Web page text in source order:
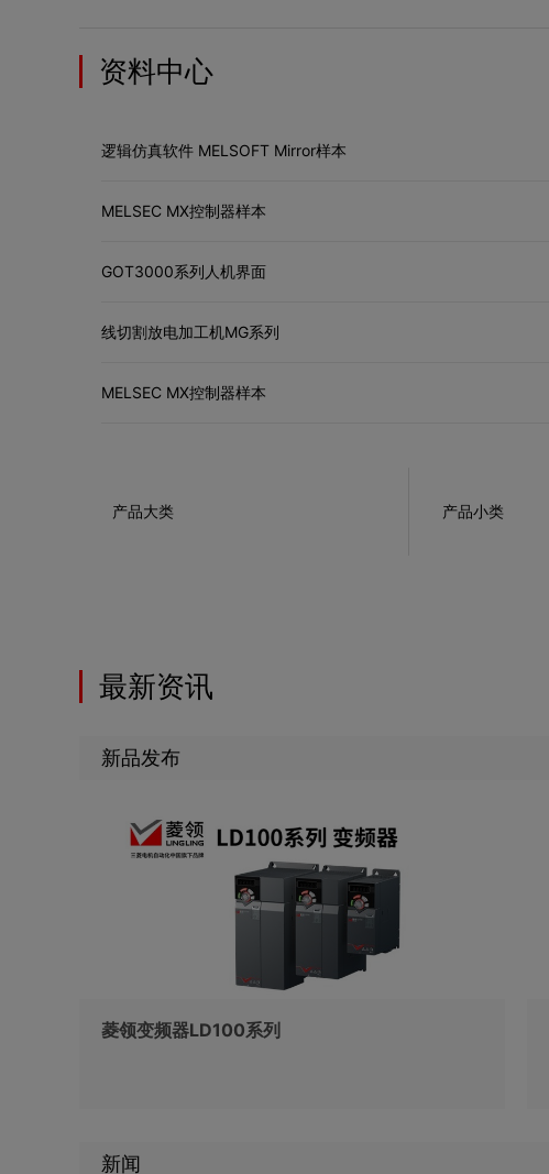
资料中心
逻辑仿真软件 MELSOFT Mirror样本
MELSEC MX控制器样本
GOT3000系列人机界面
线切割放电加工机MG系列
MELSEC MX控制器样本
产品大类 产品小类
最新资讯
新品发布
菱领变频器LD100系列
新闻